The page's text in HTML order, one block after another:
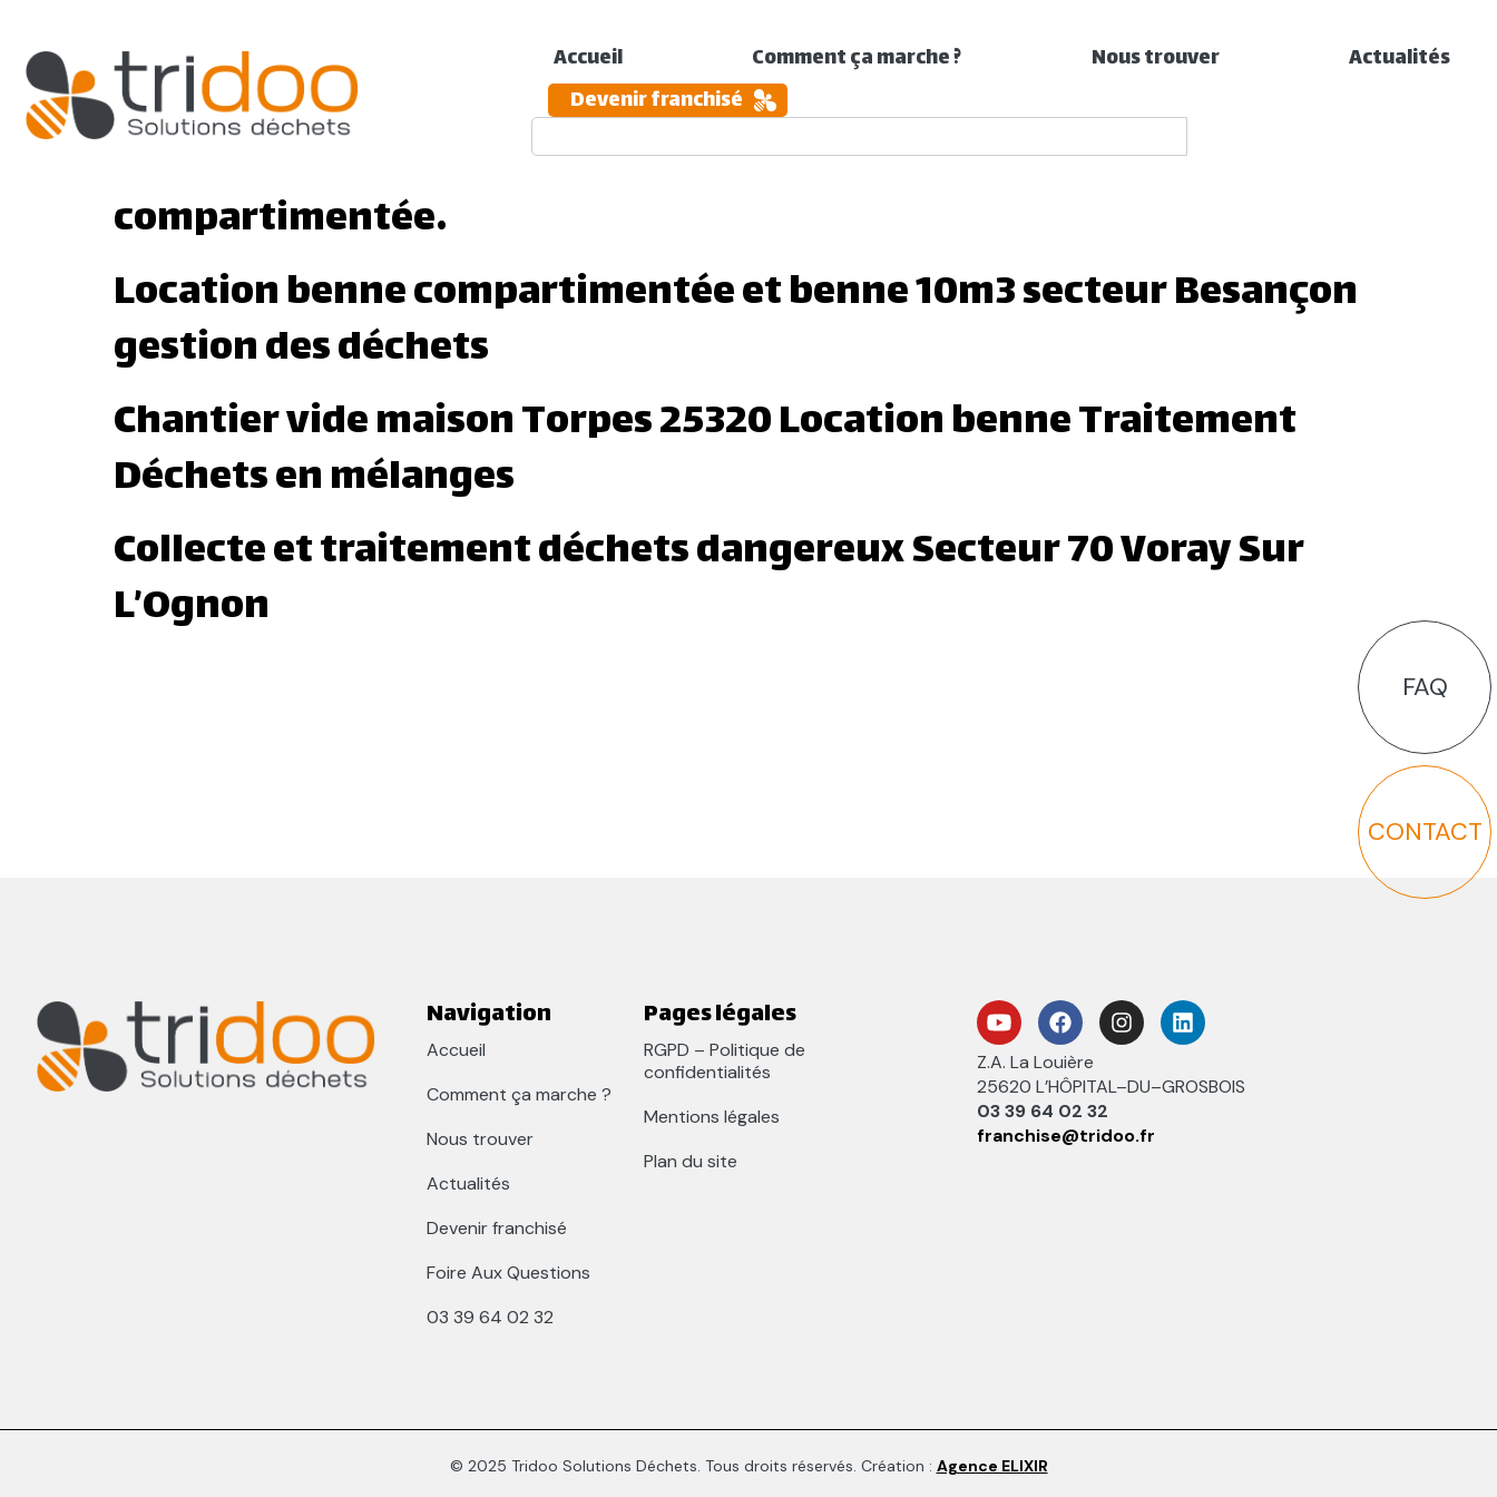
Accueil Comment ça marche ? Nous trouver
Actualités
Devenir franchisé
FAQ
CONTACT
Location deux bennes TRIDOO 150 15M3 gravats – 300 30M3 DIB
ouvertes à St Aubin.
Installation d’une benne TRIDOO 354 35m3 fermée
compartimentée.
Location benne compartimentée et benne 10m3 secteur Besançon
gestion des déchets
Chantier vide maison Torpes 25320 Location benne Traitement
Déchets en mélanges
Collecte et traitement déchets dangereux Secteur 70 Voray Sur
L’Ognon
Navigation
Accueil
Comment ça marche ?
Nous trouver
Actualités
Devenir franchisé
Foire Aux Questions
03 39 64 02 32
Pages légales
RGPD – Politique de
confidentialités
Mentions légales
Plan du site
Z.A. La Louière
25620 L’HÔPITAL–DU–GROSBOIS
03 39 64 02 32
franchise@tridoo.fr
© 2025 Tridoo Solutions Déchets. Tous droits réservés. Création : Agence ELIXIR